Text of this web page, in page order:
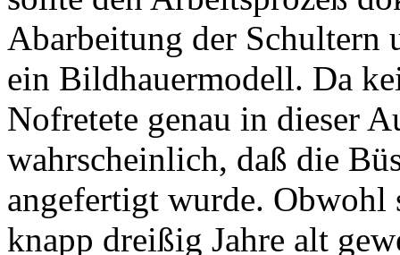
Abarbeitung der Schultern
ein Bildhauermodell. Da
Nofretete genau in dieser
wahrscheinlich, daß die
angefertigt wurde. Obwohl
knapp dreißig Jahre alt